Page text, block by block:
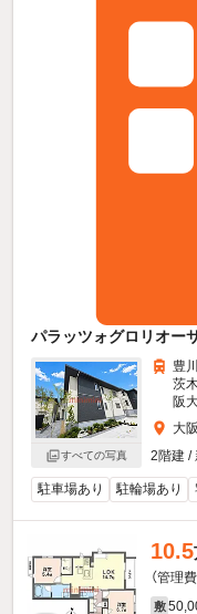
パラッツォグロリオー
すべての写真
豊
茨
阪
大
2階建 /
駐車場あり 駐輪場あり
10.5
（管理
敷